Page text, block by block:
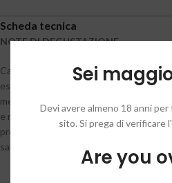
Sei
Devi avere almeno 18 anni
sito. Si prega di verificare
Are you
Scheda tecnica
NOTE DI DEGUSTAZIONE
Calice color giallo paglierino scarico,
espressivo, intenso, fine, un tripudio di
melone e pesca), erbe aromatiche
e miele. Grandissima coerenza in
profumi scandagliati olfattivamente.
salato, cremoso e corposo, con un finale